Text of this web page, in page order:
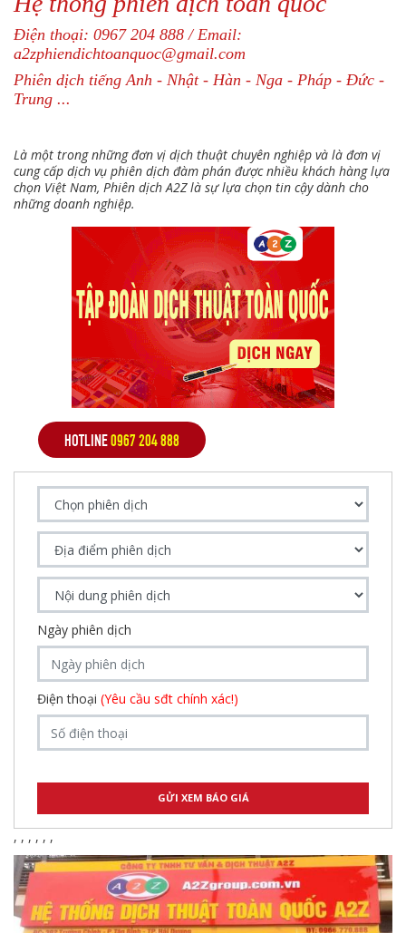
Điện thoại: 0967 204 888 / Email:
a2zphiendichtoanquoc@gmail.com
Phiên dịch tiếng Anh - Nhật - Hàn - Nga - Pháp - Đức -
Trung ...
Là một trong những đơn vị dịch thuật chuyên nghiệp và là đơn vị
cung cấp dịch vụ phiên dịch đàm phán được nhiều khách hàng lựa
chọn Việt Nam, Phiên dịch A2Z là sự lựa chọn tin cậy dành cho
những doanh nghiệp.
HOTLINE0967 204 888
Ngày phiên dịch
Điện thoại (Yêu cầu sđt chính xác!)
, , , , , ,